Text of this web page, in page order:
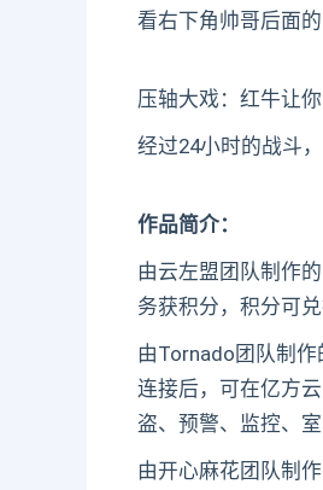
看右下角帅哥后面
压轴大戏：红牛让
经过24小时的战斗
作品简介：
由云左盟团队制作
务获积分，积分可
由Tornado团队制作
连接后，可在亿方
盗、预警、监控、
由开心麻花团队制